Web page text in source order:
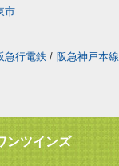
市
急行電鉄 / 阪急神戸本線
ンツインズ